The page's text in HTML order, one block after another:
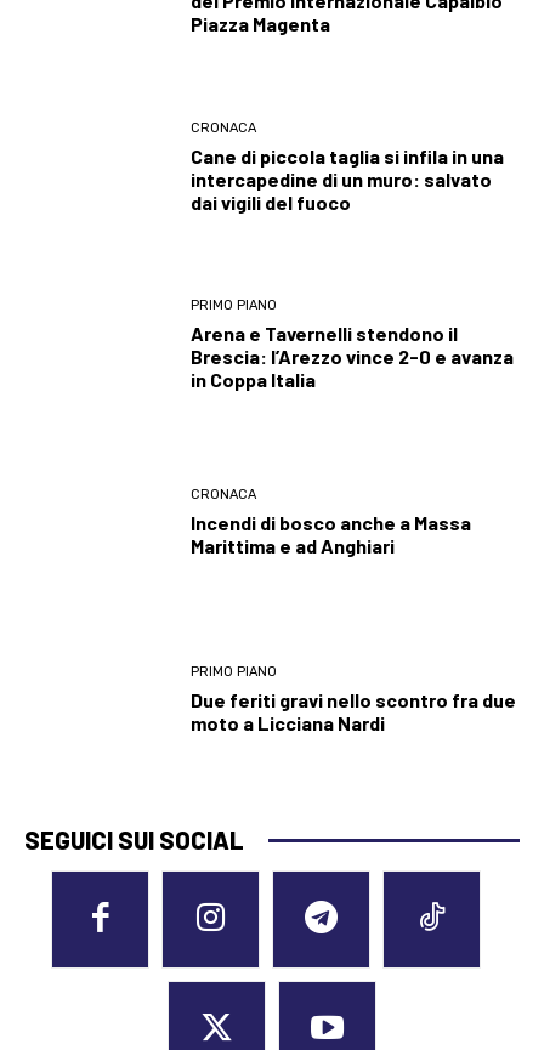
Piazza Magenta
CRONACA
Cane di piccola taglia si infila in una
intercapedine di un muro: salvato
dai vigili del fuoco
PRIMO PIANO
Arena e Tavernelli stendono il
Brescia: l’Arezzo vince 2-0 e avanza
in Coppa Italia
CRONACA
Incendi di bosco anche a Massa
Marittima e ad Anghiari
PRIMO PIANO
Due feriti gravi nello scontro fra due
moto a Licciana Nardi
SEGUICI SUI SOCIAL